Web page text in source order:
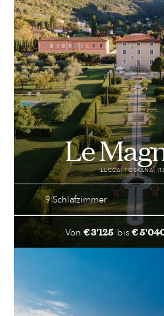
Le
LUCCA; TOSKANA;
9 Schlafzimmer
Von € 3'125 bis€